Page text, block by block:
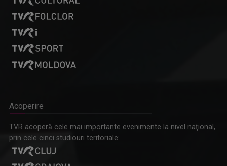
Acoperire
TVR acoperă cele mai importante evenimente la nivel naţional,
prin cele cinci studiouri teritoriale: